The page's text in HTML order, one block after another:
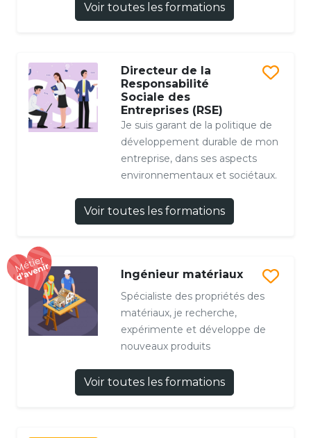
Voir toutes les formations
Directeur de la
Responsabilité
Sociale des
Entreprises (RSE)
Je suis garant de la politique de
développement durable de mon
entreprise, dans ses aspects
environnementaux et sociétaux.
Voir toutes les formations
Ingénieur matériaux
Spécialiste des propriétés des
matériaux, je recherche,
expérimente et développe de
nouveaux produits
Voir toutes les formations